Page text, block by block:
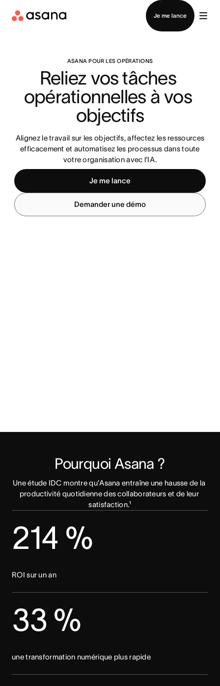
Je me lance
Contacter le service commercial
ASANA POUR LES OPÉRATIONS
Reliez vos tâches
opérationnelles à vos
objectifs
Alignez le travail sur les objectifs, affectez les ressources
efficacement et automatisez les processus dans toute
votre organisation avec l’IA.
Je me lance
Demander une démo
Pourquoi Asana ?
Une étude IDC montre qu'Asana entraîne une hausse de la
productivité quotidienne des collaborateurs et de leur
satisfaction.¹
214 %
ROI sur un an
33 %
une transformation numérique plus rapide